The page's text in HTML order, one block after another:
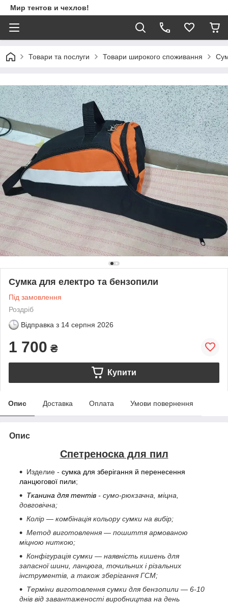
Мир тентов и чехлов!
Товари та послуги Товари широкого споживання
Сумка для електро та бензопили
Під замовлення
Роздріб
Відправка з 14 серпня 2026
1 700 ₴
Купити
Опис Доставка Оплата Умови повернення
Опис
Спетреноска для пил
Изделие - сумка для зберігання й перенесення
ланцюгової пили;
Тканина для тентів - сумо-рюкзачна, міцна,
довговічна;
Колір — комбінація кольору сумки на вибір;
Метод виготовлення — пошиття армованою
міцною ниткою;
Конфігурація сумки — наявність кишень для
запасної шини, ланцюга, точильних і різальних
інструментів, а також зберігання ГСМ;
Терміни виготовлення сумки для бензопили — 6-10
днів від завантаженості виробництва на день